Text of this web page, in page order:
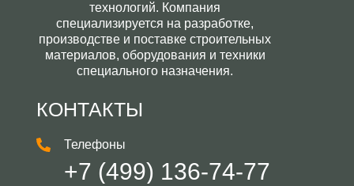
технологий. Компания
специализируется на разработке,
производстве и поставке строительных
материалов, оборудования и техники
специального назначения.
КОНТАКТЫ
Телефоны
+7 (499) 136-74-77